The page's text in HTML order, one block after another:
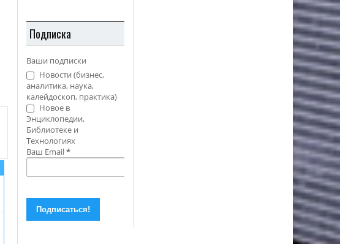
Подписка
Ваши подписки
Новости (бизнес,
аналитика, наука,
калейдоскоп, практика)
Новое в
Энциклопедии,
Библиотеке и
Технологиях
Ваш Email*